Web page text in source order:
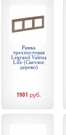
Рамка
трехпостовая
Legrand Valena
Life (Светлое
дерево)
1901 руб.